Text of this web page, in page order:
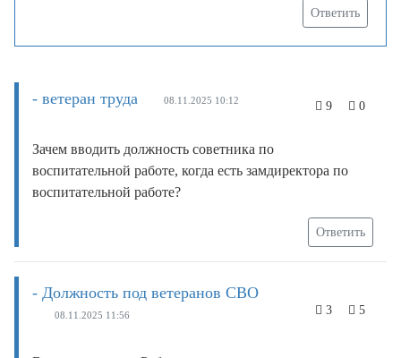
Ответить
- ветеран труда 08.11.2025 10:12 9 0
Зачем вводить должность советника по
воспитательной работе, когда есть замдиректора по
воспитательной работе?
Ответить
- Должность под ветеранов СВО
08.11.2025 11:56 3 5